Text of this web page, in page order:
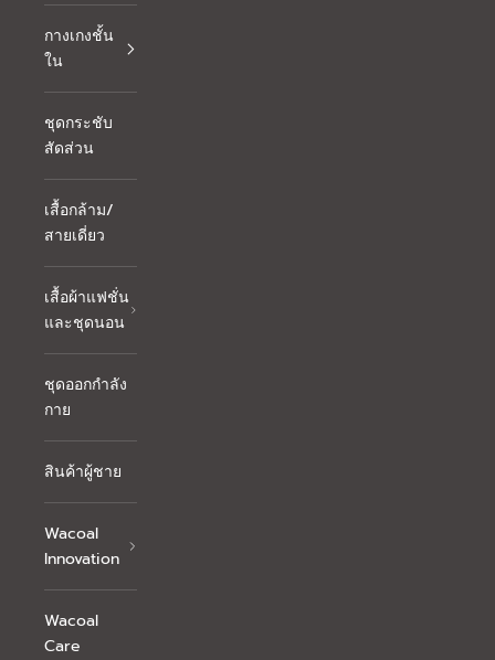
กางเกงชั้น
ใน
ชุดกระชับ
สัดส่วน
เสื้อกล้าม/
สายเดี่ยว
เสื้อผ้าแฟชั่น
และชุดนอน
ชุดออกกำลัง
กาย
สินค้าผู้ชาย
Wacoal
Innovation
Wacoal
Care